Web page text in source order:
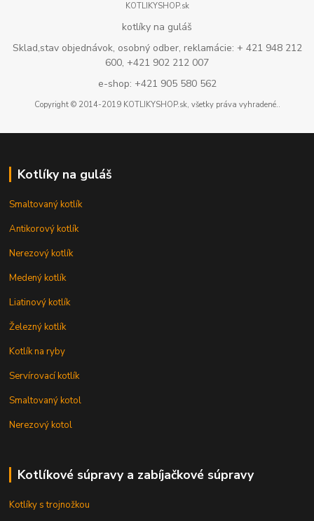
KOTLIKYSHOP.sk
kotlíky na guláš
Sklad,stav objednávok, osobný odber, reklamácie: + 421 948 212
600, +421 902 212 007
e-shop: +421 905 580 562
Copyright © 2014-2019 KOTLIKYSHOP.sk, všetky práva vyhradené..
Kotlíky na guláš
Smaltovaný kotlík
Antikorový kotlík
Nerezový kotlík
Medený kotlík
Liatinový kotlík
Železný kotlík
Kotlík na ryby
Servírovací kotlík
Smaltovaný kotol
Nerezový kotol
Kotlíkové súpravy a zabíjačkové súpravy
Kotlíky s trojnožkou